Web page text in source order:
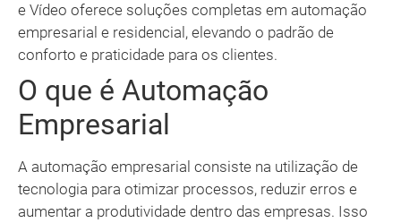
e Vídeo oferece soluções completas em automação
empresarial e residencial, elevando o padrão de
conforto e praticidade para os clientes.
O que é Automação
Empresarial
A automação empresarial consiste na utilização de
tecnologia para otimizar processos, reduzir erros e
aumentar a produtividade dentro das empresas. Isso